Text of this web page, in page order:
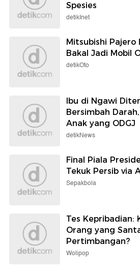
Spesies
detikInet
Mitsubishi Pajero
Bakal Jadi Mobil
detikOto
Ibu di Ngawi
Bersimbah
Anak yang ODGJ
detikNews
Final Piala
Tekuk Persib via
Sepakbola
Tes Kepribadian:
Orang yang
Pertimbangan?
Wolipop